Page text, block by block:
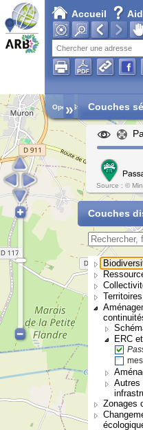
Accueil
Open Street Map
» Couches
Source : ©
Couches
ERC
Autres
Zonages